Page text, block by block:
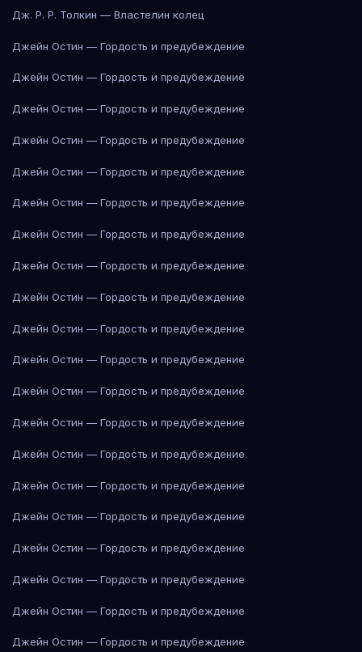
Дж. Р. Р. Толкин — Властелин колец
Джейн Остин — Гордость и предубеждение
Джейн Остин — Гордость и предубеждение
Джейн Остин — Гордость и предубеждение
Джейн Остин — Гордость и предубеждение
Джейн Остин — Гордость и предубеждение
Джейн Остин — Гордость и предубеждение
Джейн Остин — Гордость и предубеждение
Джейн Остин — Гордость и предубеждение
Джейн Остин — Гордость и предубеждение
Джейн Остин — Гордость и предубеждение
Джейн Остин — Гордость и предубеждение
Джейн Остин — Гордость и предубеждение
Джейн Остин — Гордость и предубеждение
Джейн Остин — Гордость и предубеждение
Джейн Остин — Гордость и предубеждение
Джейн Остин — Гордость и предубеждение
Джейн Остин — Гордость и предубеждение
Джейн Остин — Гордость и предубеждение
Джейн Остин — Гордость и предубеждение
Джейн Остин — Гордость и предубеждение